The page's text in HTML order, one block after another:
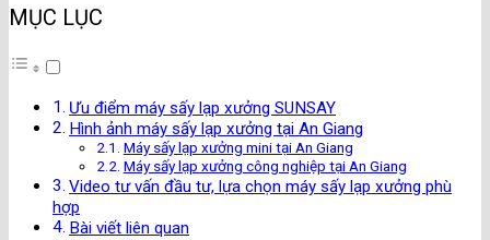
MỤC LỤC
Ưu điểm máy sấy lạp xưởng SUNSAY
Hình ảnh máy sấy lạp xưởng tại An Giang
Máy sấy lạp xưởng mini tại An Giang
Máy sấy lạp xưởng công nghiệp tại An Giang
Video tư vấn đầu tư, lựa chọn máy sấy lạp xưởng phù
hợp
Bài viết liên quan